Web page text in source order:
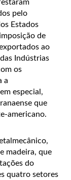
pelo
Estados
de
ao
Indústrias
os
a
especial,
que
americano.
madeira, que
do
quatro setores